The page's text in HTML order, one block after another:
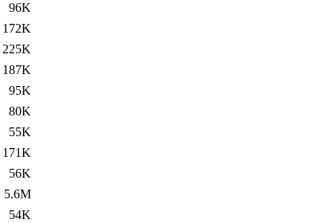
96K
172K
225K
187K
95K
80K
55K
171K
56K
5.6M
54K